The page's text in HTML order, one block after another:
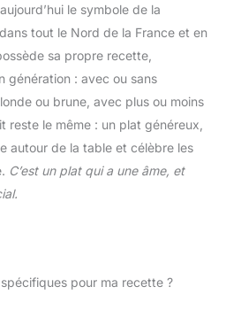
le symbole de la
tout le Nord de la France et en
sa propre recette,
génération : avec ou sans
ou brune, avec plus ou moins
reste le même : un plat généreux,
autour de la table et célèbre les
C’est un plat qui a une âme, et
pour ma recette ?